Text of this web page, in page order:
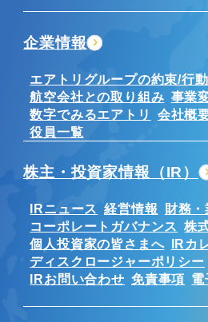
企業情報
エアトリグループの約束/行
航空会社との取り組み 事業
数字でみるエアトリ
会社概
役員一覧
株主・投資家情報（IR）
IRニュース 経営情報 財務・
コーポレートガバナンス 株
個人投資家の皆さまへ IRカ
ディスクロージャーポリシー
IRお問い合わせ 免責事項 電